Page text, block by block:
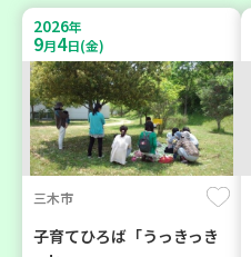
2026年
9月4日(金)
三木市
子育てひろば「うっきっき